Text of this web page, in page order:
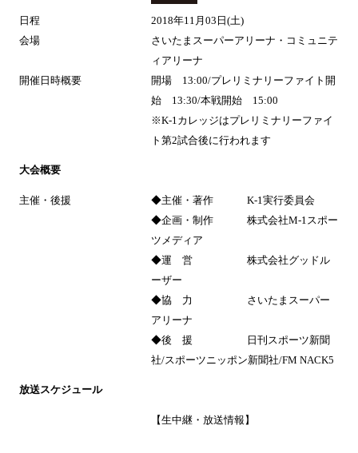
日程
2018年11月03日(土)
会場
さいたまスーパーアリーナ・コミュニテ
ィアリーナ
開催日時概要
開場 13:00/プレリミナリーファイト開
始 13:30/本戦開始 15:00
※K-1カレッジはプレリミナリーファイ
ト第2試合後に行われます
大会概要
主催・後援
◆主催・著作 K-1実行委員会
◆企画・制作 株式会社M-1スポー
ツメディア
◆運 営 株式会社グッドル
ーザー
◆協 力 さいたまスーパー
アリーナ
◆後 援 日刊スポーツ新聞
社/スポーツニッポン新聞社/FM NACK5
放送スケジュール
【生中継・放送情報】